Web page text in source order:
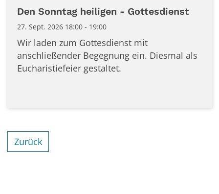
Datum: 27. September 2026
Den Sonntag heiligen - Gottesdienst
27. Sept. 2026 18:00 - 19:00
Wir laden zum Gottesdienst mit
anschließender Begegnung ein. Diesmal als
Eucharistiefeier gestaltet.
Zurück